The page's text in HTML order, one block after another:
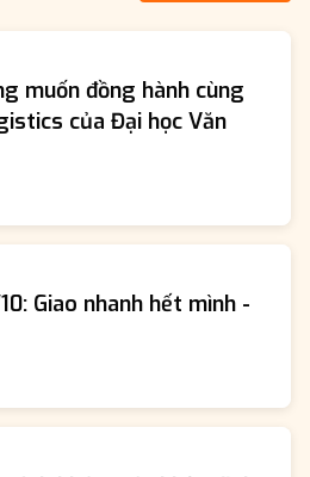
muốn đồng hành cùng
của Đại học Văn
Giao nhanh hết mình -